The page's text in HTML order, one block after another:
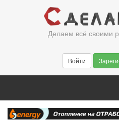
Делаем всё своими
Войти